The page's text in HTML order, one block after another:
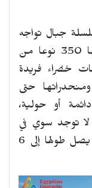
جبال تواجه
الساحل الشرقي للبحر الأحمر، ينمو بها 350 نوعا من
خضراء فريدة
حتى
أو حولية،
لا توجد سوي في
جبل علبة، وهي أشجار لحمية خضراء يصل طولها إلى 6